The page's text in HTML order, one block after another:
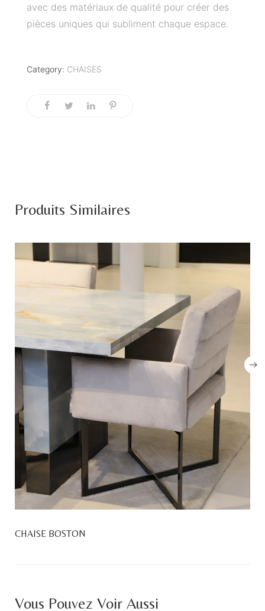
avec des matériaux de qualité pour créer des
pièces uniques qui subliment chaque espace.
Category: CHAISES
Produits Similaires
CHAISE BOSTON
Vous Pouvez Voir Aussi